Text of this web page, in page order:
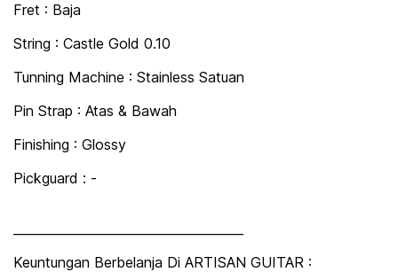
Fret : Baja
String : Castle Gold 0.10
Tunning Machine : Stainless Satuan
Pin Strap : Atas & Bawah
Finishing : Glossy
Pickguard : -
Keuntungan Berbelanja Di ARTISAN GUITAR :